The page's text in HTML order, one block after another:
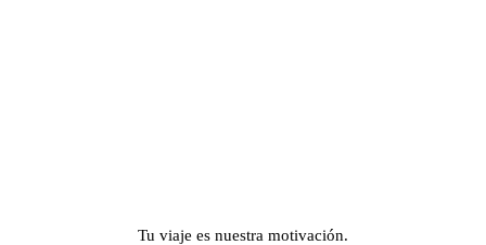
Tu viaje es nuestra motivación.